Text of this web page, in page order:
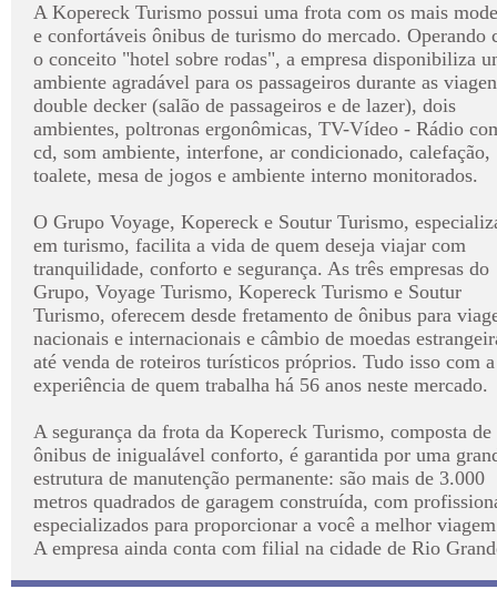
A Kopereck Turismo possui uma frota com os mais
e confortáveis ônibus de turismo do mercado. Operando
o conceito "hotel sobre rodas", a empresa disponibiliza
ambiente agradável para os passageiros durante as
double decker (salão de passageiros e de lazer), dois
ambientes, poltronas ergonômicas, TV-Vídeo - Rádio
cd, som ambiente, interfone, ar condicionado, calefação,
toalete, mesa de jogos e ambiente interno monitorados.
O Grupo Voyage, Kopereck e Soutur Turismo,
em turismo, facilita a vida de quem deseja viajar com
tranquilidade, conforto e segurança. As três empresas do
Grupo, Voyage Turismo, Kopereck Turismo e Soutur
Turismo, oferecem desde fretamento de ônibus para
nacionais e internacionais e câmbio de moedas
até venda de roteiros turísticos próprios. Tudo isso com a
experiência de quem trabalha há 56 anos neste mercado.
A segurança da frota da Kopereck Turismo, composta de
ônibus de inigualável conforto, é garantida por uma
estrutura de manutenção permanente: são mais de 3.000
metros quadrados de garagem construída, com
especializados para proporcionar a você a melhor
A empresa ainda conta com filial na cidade de Rio